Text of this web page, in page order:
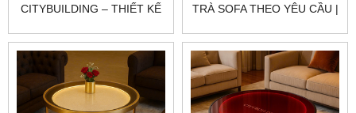
CITYBUILDING – THIẾT KẾ
KHÔNG GIAN CAO CẤP
TRÀ SOFA THEO YÊU CẦU |
GOLD LUXE TABLE ÁNH
VÀNG ĐẲNG CẤP